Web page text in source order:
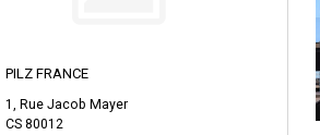
PILZ FRANCE
1, Rue Jacob Mayer
CS 80012